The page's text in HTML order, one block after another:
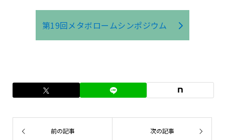
第19回メタボロームシンポジウム
前の記事 次の記事